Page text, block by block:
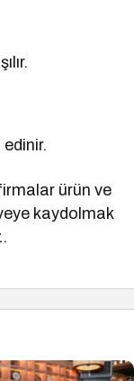
ürün ve
kaydolmak